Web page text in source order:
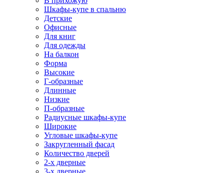
Шкафы-купе в спальню
Детские
Офисные
Для книг
Для одежды
На балкон
Форма
Высокие
Г-образные
Длинные
Низкие
П-образные
Радиусные шкафы-купе
Широкие
Угловые шкафы-купе
Закругленный фасад
Количество дверей
2-х дверные
3-х дверные